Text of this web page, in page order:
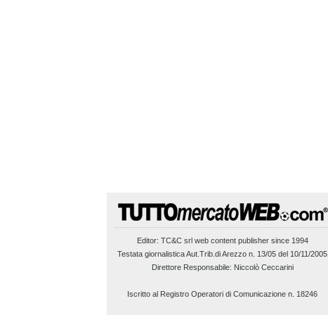
Editor: TC&C srlweb content publisher since 1994
Testata giornalistica Aut.Trib.di Arezzo n. 13/05 del 10/11/2005
Direttore Responsabile: Niccolò Ceccarini
Iscritto al Registro Operatori di Comunicazione n. 18246